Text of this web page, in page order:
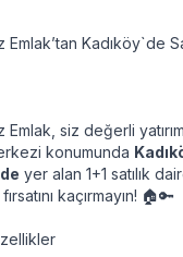
Emlak’tan Kadıköy`de
Emlak, siz değerli
konumunda
yer alan 1+1 satılık
kaçırmayın! 🏠🔑